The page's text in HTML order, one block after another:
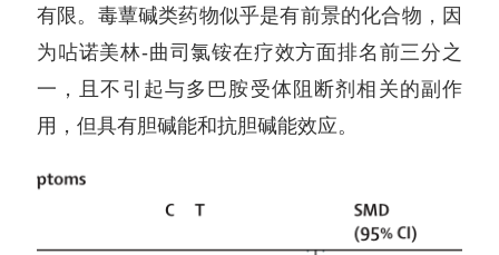
有限。毒蕈碱类药物似乎是有前景的化合物，因
为呫诺美林-曲司氯铵在疗效方面排名前三分之
一，且不引起与多巴胺受体阻断剂相关的副作
用，但具有胆碱能和抗胆碱能效应。